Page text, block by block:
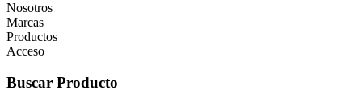
Nosotros
Marcas
Productos
Acceso
Buscar Producto